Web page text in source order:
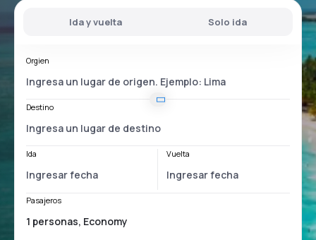
Ida y vuelta Solo ida
Orgien
Destino
Ida Vuelta
Pasajeros